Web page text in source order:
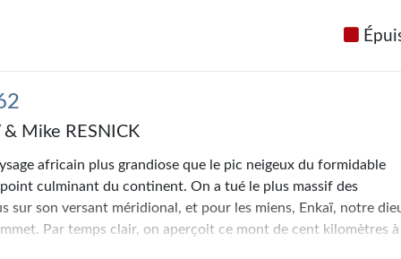
de devenir de simples sans-abris. Depuis la péninsule
le port, le regard de Bjska franchissait un bras d’eau. La
à cette distance, on ne voyait même pas les rapiéçages
m’a-t-on choisi pour ce travail ?
& Mike RESNICK
africain plus grandiose que le pic neigeux du formidable
culminant du continent. On a tué le plus massif des
sur son versant méridional, et pour les miens, Enkaï, notre
Par temps clair, on aperçoit ce mont de cent kilomètres à
un million d’animaux en sus du peuple masaï. Sous les